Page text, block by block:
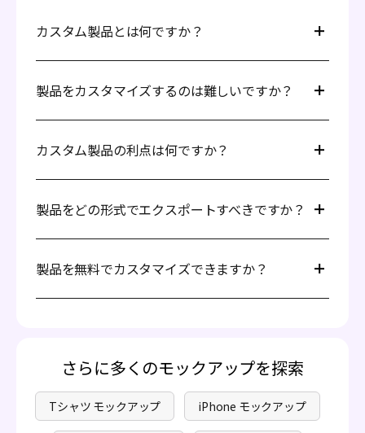
カスタム製品とは何ですか？
ズに合わせてパーソナライズされたアイテムのことです。
イテムに特定の色、素材、サイズを追加して、視覚的に魅
力的で特定の要件に合ったユニークな仕上がりを提供しま
す。
製品をカスタマイズするのは難しいですか？
楽しいです:
製品デザイン画像をアップロードし、素材、背景
色、角度をカスタマイズしてすべて設定します。
お好みの形式で製品をダウンロードします。
PacdoraはPNG/JPG画像、MP4動画、オンライン共
これが製品を作成するために必要なすべてです。
カスタム製品の利点は何ですか？
くの利点をもたらします。ビジネスとしては、オーディエ
設定する機会があります。一方、購入者は多様で高品質な
アイテムを楽しむことができます。
製品をどの形式でエクスポートすべきですか？
いニュースは、PacdoraがPNG/JPG画像、MP4動画、オン
ポート形式をサポートしていることです。画像や動画ファ
は即時利用に理想的です。印象的なプレゼンテーションの
ために適切な形式を選んでください。
製品を無料でカスタマイズできますか？
について透明性があり、隠れた料金を心配する必要はあり
ません。詳しく知りたい場合は、 料金ページをご覧くださ
い。
さらに多くのモックアップを探索
Tシャツ モックアップ iPhone モックアップ